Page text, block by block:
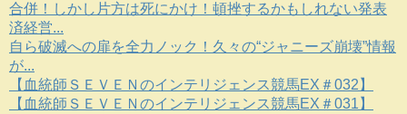
合併！しかし片方は死にかけ！頓挫するかもしれない発表
済経営...
自ら破滅への扉を全力ノック！久々の“ジャニーズ崩壊”情報
が...
【血統師ＳＥＶＥＮのインテリジェンス競馬EX＃032】
【血統師ＳＥＶＥＮのインテリジェンス競馬EX＃031】